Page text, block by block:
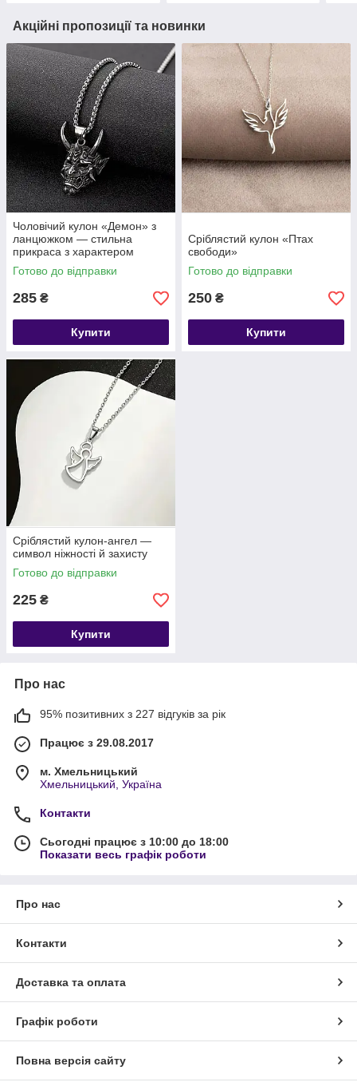
Акційні пропозиції та новинки
Чоловічий кулон «Демон» з
ланцюжком — стильна
прикраса з характером
Готово до відправки
285 ₴
Купити
Сріблястий кулон «Птах
свободи»
Готово до відправки
250 ₴
Купити
Сріблястий кулон‑ангел —
символ ніжності й захисту
Готово до відправки
225 ₴
Купити
Про нас
95% позитивних з 227 відгуків за рік
Працює з 29.08.2017
м. Хмельницький
Хмельницький, Україна
Контакти
Сьогодні працює з 10:00 до 18:00
Показати весь графік роботи
Про нас
Контакти
Доставка та оплата
Графік роботи
Повна версія сайту